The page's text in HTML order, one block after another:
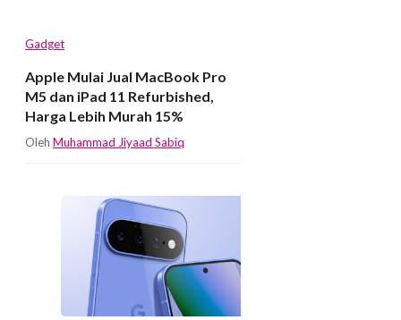
Gadget
Apple Mulai Jual MacBook Pro
M5 dan iPad 11 Refurbished,
Harga Lebih Murah 15%
Oleh Muhammad Jiyaad Sabiq